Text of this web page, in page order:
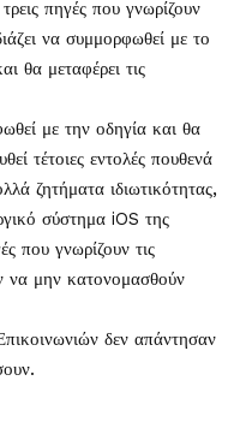
πηγές που γνωρίζουν
να συμμορφωθεί με το
θα μεταφέρει τις
με την οδηγία και θα
τέτοιες εντολές πουθενά
ζητήματα ιδιωτικότητας,
σύστημα iOS της
που γνωρίζουν τις
να μην κατονομασθούν
δεν απάντησαν